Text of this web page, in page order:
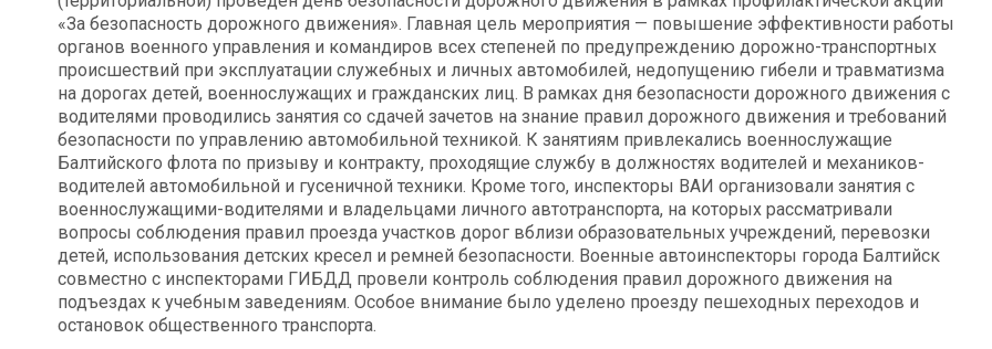
«За безопасность дорожного движения». Главная цель мероприятия — повышение эффективности работы
органов военного управления и командиров всех степеней по предупреждению дорожно-транспортных
происшествий при эксплуатации служебных и личных автомобилей, недопущению гибели и травматизма
на дорогах детей, военнослужащих и гражданских лиц. В рамках дня безопасности дорожного движения с
водителями проводились занятия со сдачей зачетов на знание правил дорожного движения и требований
безопасности по управлению автомобильной техникой. К занятиям привлекались военнослужащие
Балтийского флота по призыву и контракту, проходящие службу в должностях водителей и механиков-
водителей автомобильной и гусеничной техники. Кроме того, инспекторы ВАИ организовали занятия с
военнослужащими-водителями и владельцами личного автотранспорта, на которых рассматривали
вопросы соблюдения правил проезда участков дорог вблизи образовательных учреждений, перевозки
детей, использования детских кресел и ремней безопасности. Военные автоинспекторы города Балтийск
совместно с инспекторами ГИБДД провели контроль соблюдения правил дорожного движения на
подъездах к учебным заведениям. Особое внимание было уделено проезду пешеходных переходов и
остановок общественного транспорта.